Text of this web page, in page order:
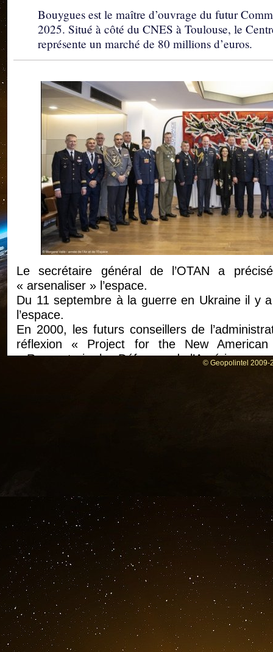
Bouygues est le maître d’ouvrage du futur
2025. Situé à côté du CNES à Toulouse, le
représente un marché de 80 millions d’euros.
Le secrétaire général de l’OTAN a
« arsenaliser » l’espace.
Du 11 septembre à la guerre en Ukraine il y
l’espace.
En 2000, les futurs conseillers de
réflexion « Project for the New
« Reconstruire les Défenses de l’Amérique ».
En 2000, les néoconservateurs du PNAC
la maîtrise de l’espace et constatent
augmentation du budget de défense du
d’un événement d’une exceptionnelle
Rumsfeld alors qu’il était administrateur de
devienne secrétaire à la Défense, a théorisé
un nouveau type d’armée et le fameux
le seul événement capable de
gouvernement à agir serait une attaque
spatial ».
© Geopolintel 2009-